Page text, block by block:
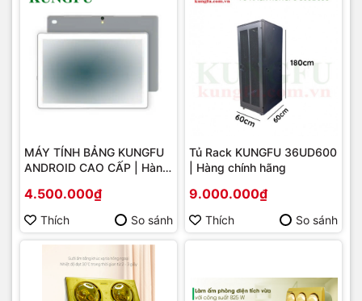
MÁY TÍNH BẢNG KUNGFU
ANDROID CAO CẤP | Hàng
4.500.000₫
Thích So sánh
Tủ Rack KUNGFU 36UD600
| Hàng chính hãng
9.000.000₫
Thích So sánh